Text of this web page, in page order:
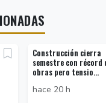
Construcción cierra
semestre con récord
obras pero tensio...
hace 20 h